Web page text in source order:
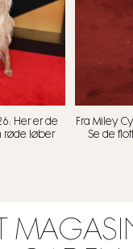
Her er de
røde løber
Fra Miley
Se de